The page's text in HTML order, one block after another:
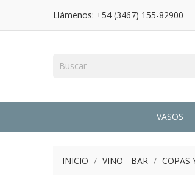
Llámenos: +54 (3467) 155-82900
VASOS
INICIO VINO - BAR COPAS